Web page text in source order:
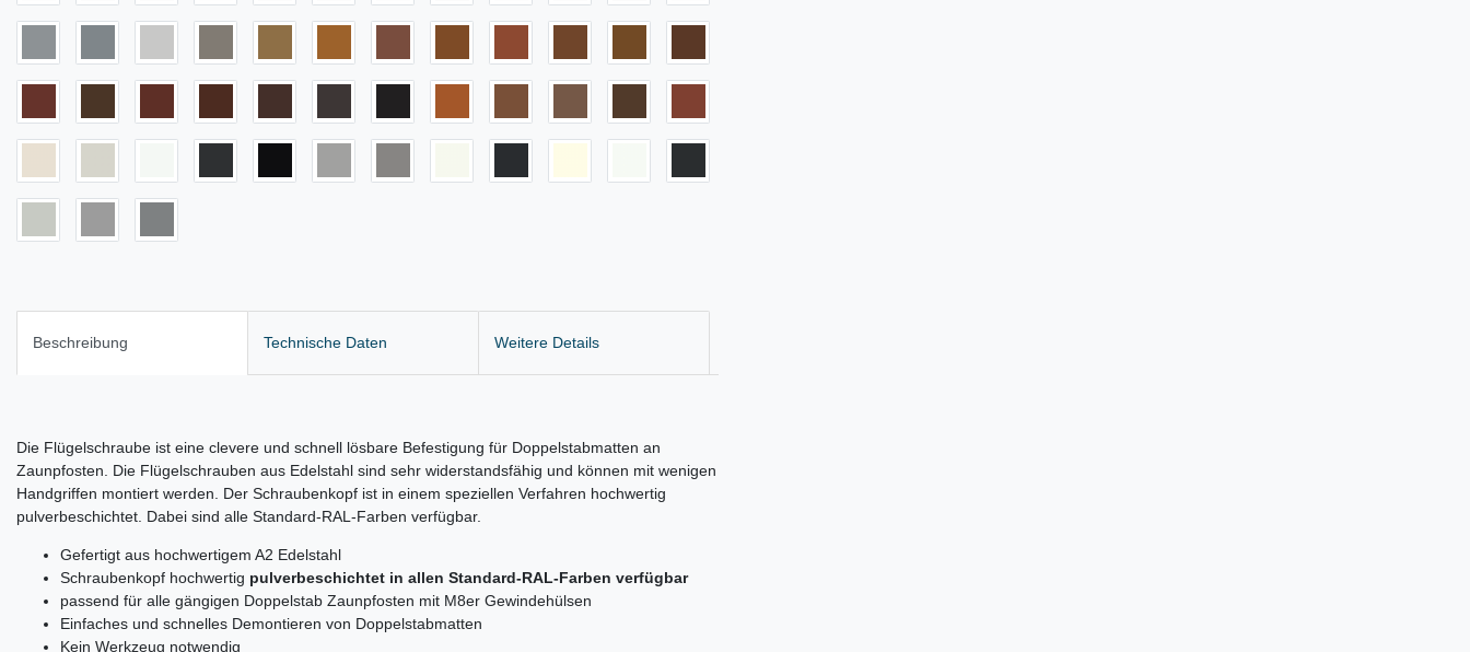
Beschreibung Technische Daten Weitere Details
Die Flügelschraube ist eine clevere und schnell lösbare Befestigung für Doppelstabmatten an
Zaunpfosten. Die Flügelschrauben aus Edelstahl sind sehr widerstandsfähig und können mit wenigen
Handgriffen montiert werden. Der Schraubenkopf ist in einem speziellen Verfahren hochwertig
pulverbeschichtet. Dabei sind alle Standard-RAL-Farben verfügbar.
Gefertigt aus hochwertigem A2 Edelstahl
Schraubenkopf hochwertig pulverbeschichtet in allen Standard-RAL-Farben verfügbar
passend für alle gängigen Doppelstab Zaunpfosten mit M8er Gewindehülsen
Einfaches und schnelles Demontieren von Doppelstabmatten
Kein Werkzeug notwendig